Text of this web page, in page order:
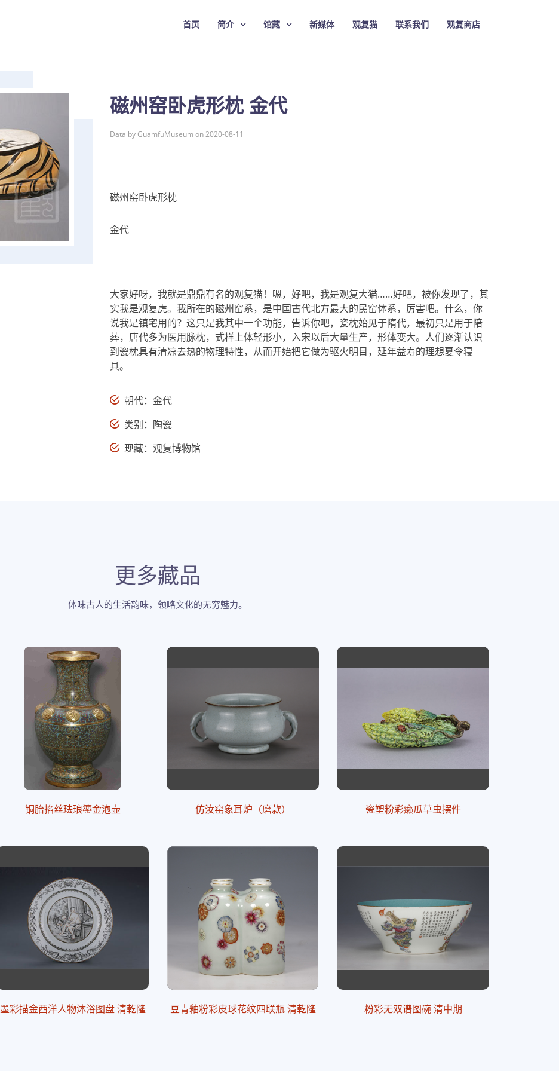
首页 简介 馆藏 新媒体 观复猫 联系我们 观复商店
磁州窑卧虎形枕 金代
Data by GuamfuMuseum on 2020-08-11
磁州窑卧虎形枕
金代
大家好呀，我就是鼎鼎有名的观复猫！嗯，好吧，我是观复大猫……好吧，被你发现了，其
实我是观复虎。我所在的磁州窑系，是中国古代北方最大的民窑体系，厉害吧。什么，你
说我是镇宅用的？这只是我其中一个功能，告诉你吧，瓷枕始见于隋代，最初只是用于陪
葬，唐代多为医用脉枕，式样上体轻形小，入宋以后大量生产，形体变大。人们逐渐认识
到瓷枕具有清凉去热的物理特性，从而开始把它做为驱火明目，延年益寿的理想夏令寝
具。
朝代：金代
类别：陶瓷
现藏：观复博物馆
更多藏品
体味古人的生活韵味，领略文化的无穷魅力。
铜胎掐丝珐琅鎏金泡壶 仿汝窑象耳炉（磨款） 瓷塑粉彩癞瓜草虫摆件
墨彩描金西洋人物沐浴图盘 清乾隆 豆青釉粉彩皮球花纹四联瓶 清乾隆 粉彩无双谱图碗 清中期